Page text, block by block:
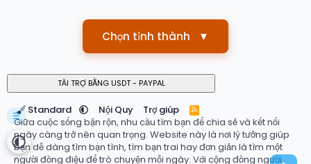
Chọn tỉnh thành ▼
Standard Nội Quy Trợ giúp
R
S
S
Giữa cuộc sống bận rộn, nhu cầu tìm bạn để chia sẻ và kết nối
ngày càng trở nên quan trọng. Website này là nơi lý tưởng giúp
bạn dễ dàng tìm bạn tình, tìm bạn trai hay đơn giản là tìm một
người đồng điệu để trò chuyện mỗi ngày. Với cộng đồng người
☰